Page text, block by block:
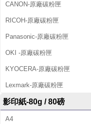
CANON-原廠碳粉匣
RICOH-原廠碳粉匣
Panasonic-原廠碳粉匣
OKI -原廠碳粉匣
KYOCERA-原廠碳粉匣
Lexmark-原廠碳粉匣
影印紙-80g / 80磅
A4